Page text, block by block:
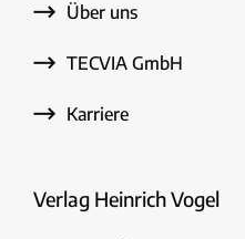
Über uns
TECVIA GmbH
Karriere
Verlag Heinrich Vogel